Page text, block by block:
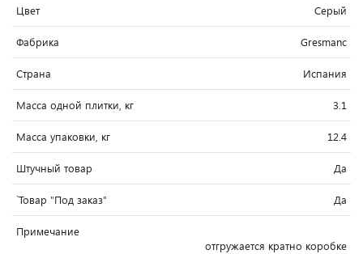
Цвет Серый
Фабрика Gresmanc
Страна Испания
Масса одной плитки, кг 3.1
Масса упаковки, кг 12.4
Штучный товар Да
`Товар "Под заказ" Да
Примечание
отгружается кратно коробке